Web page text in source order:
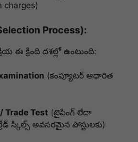
charges)
Process):
ఈ క్రింది దశల్లో ఉంటుంది:
(కంప్యూటర్ ఆధారిత
Trade Test (టైపింగ్ లేదా
స్కిల్స్ అవసరమైన పోస్టులకు)